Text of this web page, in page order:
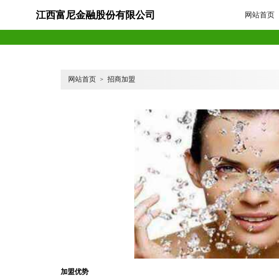
江西富尼金融股份有限公司 网站首页
网站首页 > 招商加盟
加盟优势